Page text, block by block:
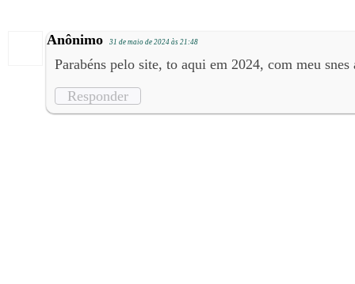
Anônimo 31 de maio de 2024 às 21:48
Parabéns pelo site, to aqui em 2024, com meu snes
Responder